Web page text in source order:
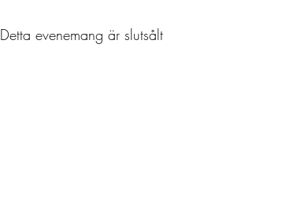
Detta evenemang är slutsålt